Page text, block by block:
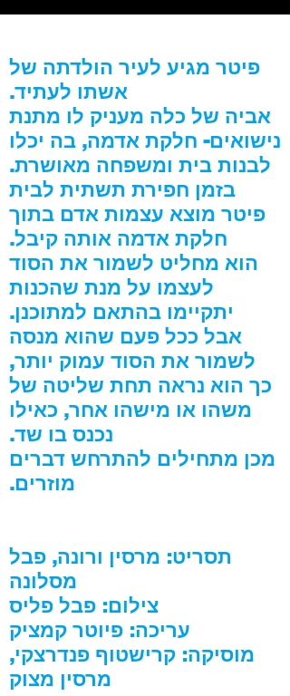
פיטר מגיע לעיר הולדתה של
אשתו לעתיד.
אביה של כלה מעניק לו מתנת
נישואים- חלקת אדמה, בה יכלו
לבנות בית ומשפחה מאושרת.
בזמן חפירת תשתית לבית
פיטר מוצא עצמות אדם בתוך
חלקת אדמה אותה קיבל.
הוא מחליט לשמור את הסוד
לעצמו על מנת שהכנות
יתקיימו בהתאם למתוכנן.
אבל ככל פעם שהוא מנסה
לשמור את הסוד עמוק יותר,
כך הוא נראה תחת שליטה של
משהו או מישהו אחר, כאילו
נכנס בו שד.
מכן מתחילים להתרחש דברים
מוזרים.
תסריט: מרסין ורונה, פבל
מסלונה
צילום: פבל פליס
עריכה: פיוטר קמציק
מוסיקה: קרישטוף פנדרצקי,
מרסין מצוק